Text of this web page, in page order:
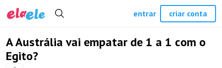
A Austrália vai empatar de 1 a 1 com o
Egito?
entrar criar conta